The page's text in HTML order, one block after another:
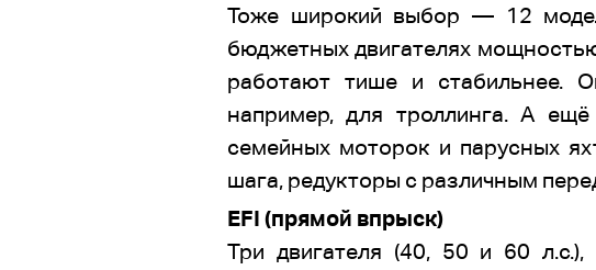
Тоже широкий выбор — 12
бюджетных двигателях
работают тише и стабильнее.
например, для троллинга. А
семейных моторок и парусных
шага, редукторы с различным
EFI (прямой впрыск)
Три двигателя (40, 50 и 60